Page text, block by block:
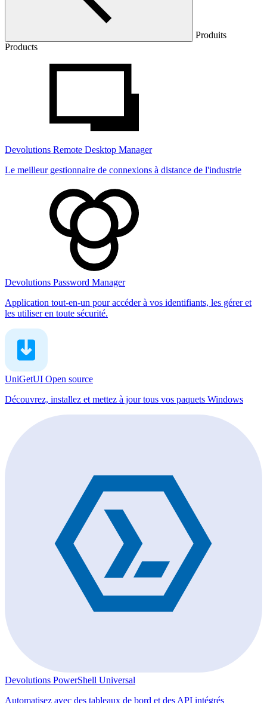
Produits
Products
Devolutions Remote Desktop Manager
Le meilleur gestionnaire de connexions à distance de l'industrie
Devolutions Password Manager
Application tout-en-un pour accéder à vos identifiants, les gérer et
les utiliser en toute sécurité.
UniGetUI Open source
Découvrez, installez et mettez à jour tous vos paquets Windows
Devolutions PowerShell Universal
Automatisez avec des tableaux de bord et des API intégrés